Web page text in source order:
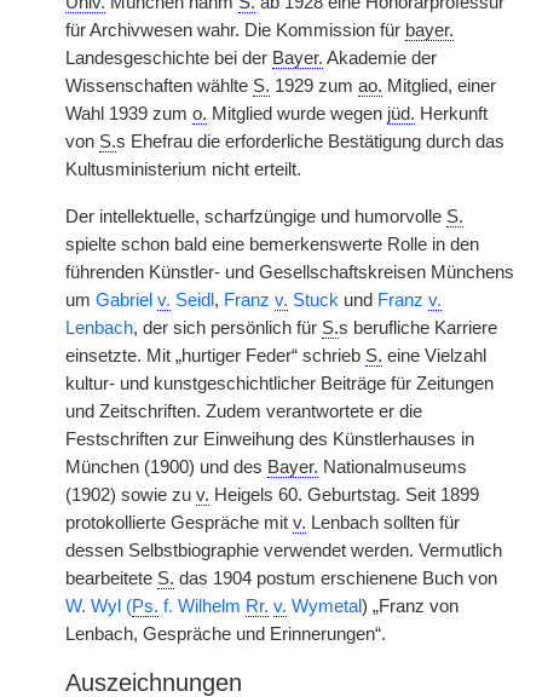
für Archivwesen wahr. Die Kommission für bayer.
Landesgeschichte bei der Bayer. Akademie der
Wissenschaften wählte S. 1929 zum ao. Mitglied, einer
Wahl 1939 zum o. Mitglied wurde wegen jüd. Herkunft
von S.s Ehefrau die erforderliche Bestätigung durch das
Kultusministerium nicht erteilt.
Der intellektuelle, scharfzüngige und humorvolle S.
spielte schon bald eine bemerkenswerte Rolle in den
führenden Künstler- und Gesellschaftskreisen Münchens
um Gabriel v. Seidl , Franz v. Stuck und Franz v.
Lenbach, der sich persönlich für S.s berufliche Karriere
einsetzte. Mit „hurtiger Feder“ schrieb S. eine Vielzahl
kultur- und kunstgeschichtlicher Beiträge für Zeitungen
und Zeitschriften. Zudem verantwortete er die
Festschriften zur Einweihung des Künstlerhauses in
München (1900) und des Bayer. Nationalmuseums
(1902) sowie zu v. Heigels 60. Geburtstag. Seit 1899
protokollierte Gespräche mit v. Lenbach sollten für
dessen Selbstbiographie verwendet werden. Vermutlich
bearbeitete S. das 1904 postum erschienene Buch von
W. Wyl (Ps. f. Wilhelm Rr. v. Wymetal) „Franz von
Lenbach, Gespräche und Erinnerungen“.
Auszeichnungen